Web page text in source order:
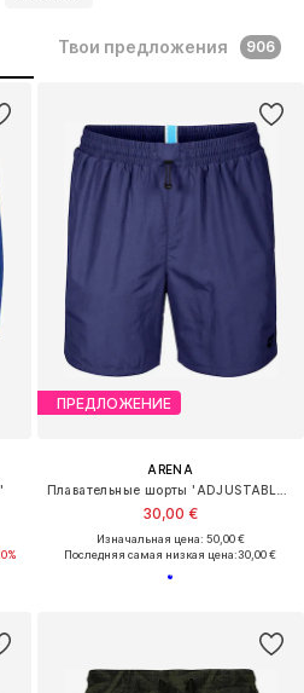
Твои предложения 906
ПРЕДЛОЖЕНИЕ
ARENA
30,00 €
Изначальная цена: 50,00 €
Последняя самая низкая цена:30,00 €